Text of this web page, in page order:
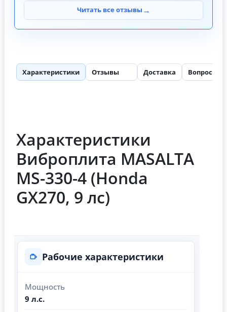
Читать все отзывы →
Характеристики Отзывы Доставка Вопросы
Характеристики
Виброплита MASALTA
MS-330-4 (Honda
GX270, 9 лс)
Рабочие характеристики
Мощность
9 л.с.